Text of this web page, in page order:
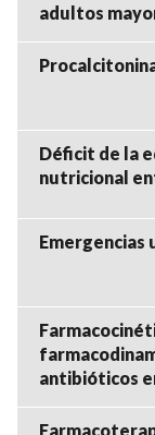
adultos
Déficit de la
nutricional
Emergencias
antibióticos